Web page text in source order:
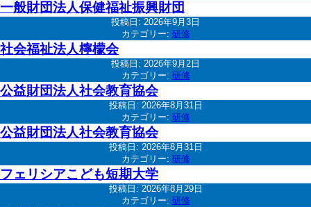
一般財団法人保健福祉振興財団
投稿日: 2026年9月3日
カテゴリー: 研修
社会福祉法人檸檬会
投稿日: 2026年9月2日
カテゴリー: 研修
公益財団法人社会教育協会
投稿日: 2026年8月31日
カテゴリー: 研修
公益財団法人社会教育協会
投稿日: 2026年8月31日
カテゴリー: 研修
フェリシアこども短期大学
投稿日: 2026年8月29日
カテゴリー: 研修